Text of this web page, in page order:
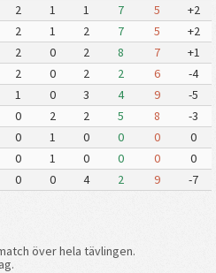
2 1 1 7 5 +2
2 1 2 7 5 +2
2 0 2 8 7 +1
2 0 2 2 6 -4
1 0 3 4 9 -5
0 2 2 5 8 -3
0 1 0 0 0 0
0 1 0 0 0 0
0 0 4 2 9 -7
över hela tävlingen.